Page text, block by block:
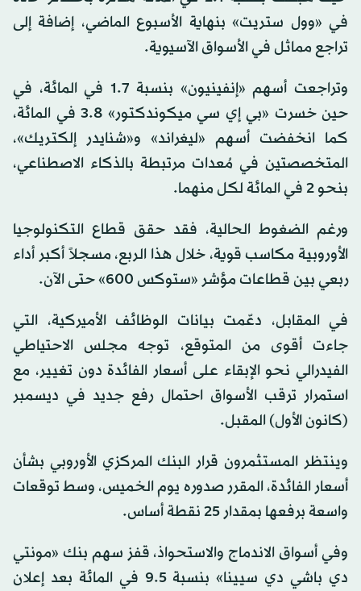
في «وول ستريت» بنهاية الأسبوع الماضي، إضافة إلى
تراجع مماثل في الأسواق الآسيوية.
وتراجعت أسهم «إنفينيون» بنسبة 1.7 في المائة، في
حين خسرت «بي إي سي ميكوندكتور» 3.8 في المائة،
كما انخفضت أسهم «ليغراند» و«شنايدر إلكتريك»،
المتخصصتين في مُعدات مرتبطة بالذكاء الاصطناعي،
بنحو 2 في المائة لكل منهما.
ورغم الضغوط الحالية، فقد حقق قطاع التكنولوجيا
الأوروبية مكاسب قوية، خلال هذا الربع، مسجلاً أكبر أداء
ربعي بين قطاعات مؤشر «ستوكس 600» حتى الآن.
في المقابل، دعّمت بيانات الوظائف الأميركية، التي
جاءت أقوى من المتوقع، توجه مجلس الاحتياطي
الفيدرالي نحو الإبقاء على أسعار الفائدة دون تغيير، مع
استمرار ترقب الأسواق احتمال رفع جديد في ديسمبر
(كانون الأول) المقبل.
وينتظر المستثمرون قرار البنك المركزي الأوروبي بشأن
أسعار الفائدة، المقرر صدوره يوم الخميس، وسط توقعات
واسعة برفعها بمقدار 25 نقطة أساس.
وفي أسواق الاندماج والاستحواذ، قفز سهم بنك «مونتي
دي باشي دي سيينا» بنسبة 9.5 في المائة بعد إعلان